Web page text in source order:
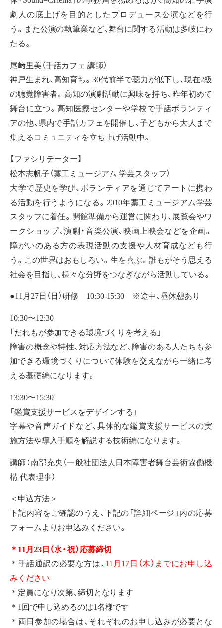
劇人の底上げを目的としたプロデュース公演などを行
う。また公演の執筆業など、舞台に関する活動は多岐にわ
たる。
尾﨑里美（手話カフェ 講師）
神戸生まれ、高知育ち。30代前半で聴力が低下し、現在2級
の聴覚障害者。高知の演劇活動に興味を持ち、昨年初めて
舞台に立つ。高知医療センターや学校で手話ボランティ
アの他、県内で手話カフェを開催し、子どもから大人まで
集えるコミュニティを立ち上げ活動中。
【ファシリテーター】
松本志帆子（藁工ミュージアム 学芸スタッフ）
大学で歴史を学び、ボランティアを通じてアートに携わ
る活動を行うようになる。2010年藁工ミュージアム学芸
スタッフに着任。開館準備から運営に関わり、展覧会やワ
ークショップ、演劇・音楽公演、映画上映会などを企画。
障がいのある方の表現活動の支援や人材育成なども行
う。この世界はおもしろい。生を喜ぶ。誰もがそう思える
社会を目指し、様々な分野をつなぎながら活動している。
●11月27日（日）研修 10:30-15:30 ※途中、昼休憩あり
10:30〜12:30
「だれもが参加できる環境づくりを考える」
障害の概念や特性、対応方法など、障害のある人たちも参
加できる環境づくりについて体験を交えながら一緒に考
える基礎編になります。
13:30〜15:30
「鑑賞支援サービスをデザインする」
字幕や音声ガイドなど、具体的な鑑賞支援サービスの実
施方法や導入手順を解説する技術編になります。
講師：南部充央（一般社団法人日本障害者舞台芸術協働機
構 代表理事）
＜申込方法＞
下記内容をご確認のうえ、下記の「詳細ページ」内の応募
フォームよりお申込みください。
＊11月23日（水・祝）応募締切
＊手話通訳の必要な方は、 11月17日（木）までにお申し込
みください
＊定員になり次第、締切となります
＊1回で申し込めるのは1名様です
＊両日参加の場合は、それぞれのお申し込みが必要とな